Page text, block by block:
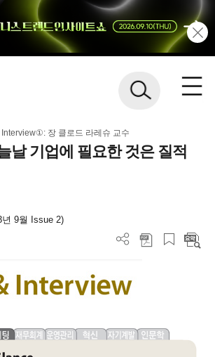
장 클로드 라레슈 교수
날 기업에 필요한 것은 질적
년 9월 Issue 2)